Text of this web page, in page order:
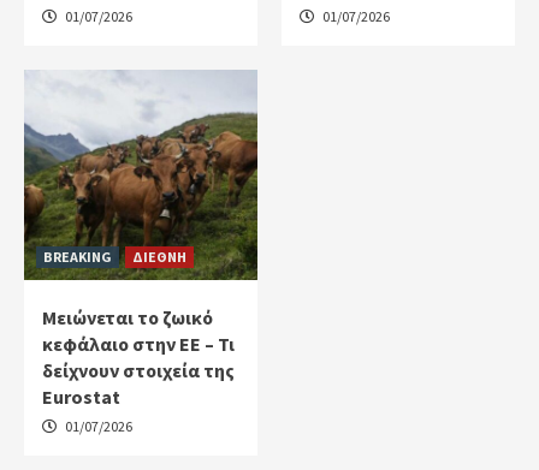
01/07/2026 01/07/2026
BREAKING ΔΙΕΘΝΗ
Μειώνεται το ζωικό
κεφάλαιο στην ΕΕ – Τι
δείχνουν στοιχεία της
Eurostat
01/07/2026